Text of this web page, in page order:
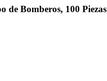
de Bomberos, 100 Piezas